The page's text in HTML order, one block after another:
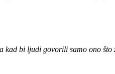
kad bi ljudi govorili samo ono što